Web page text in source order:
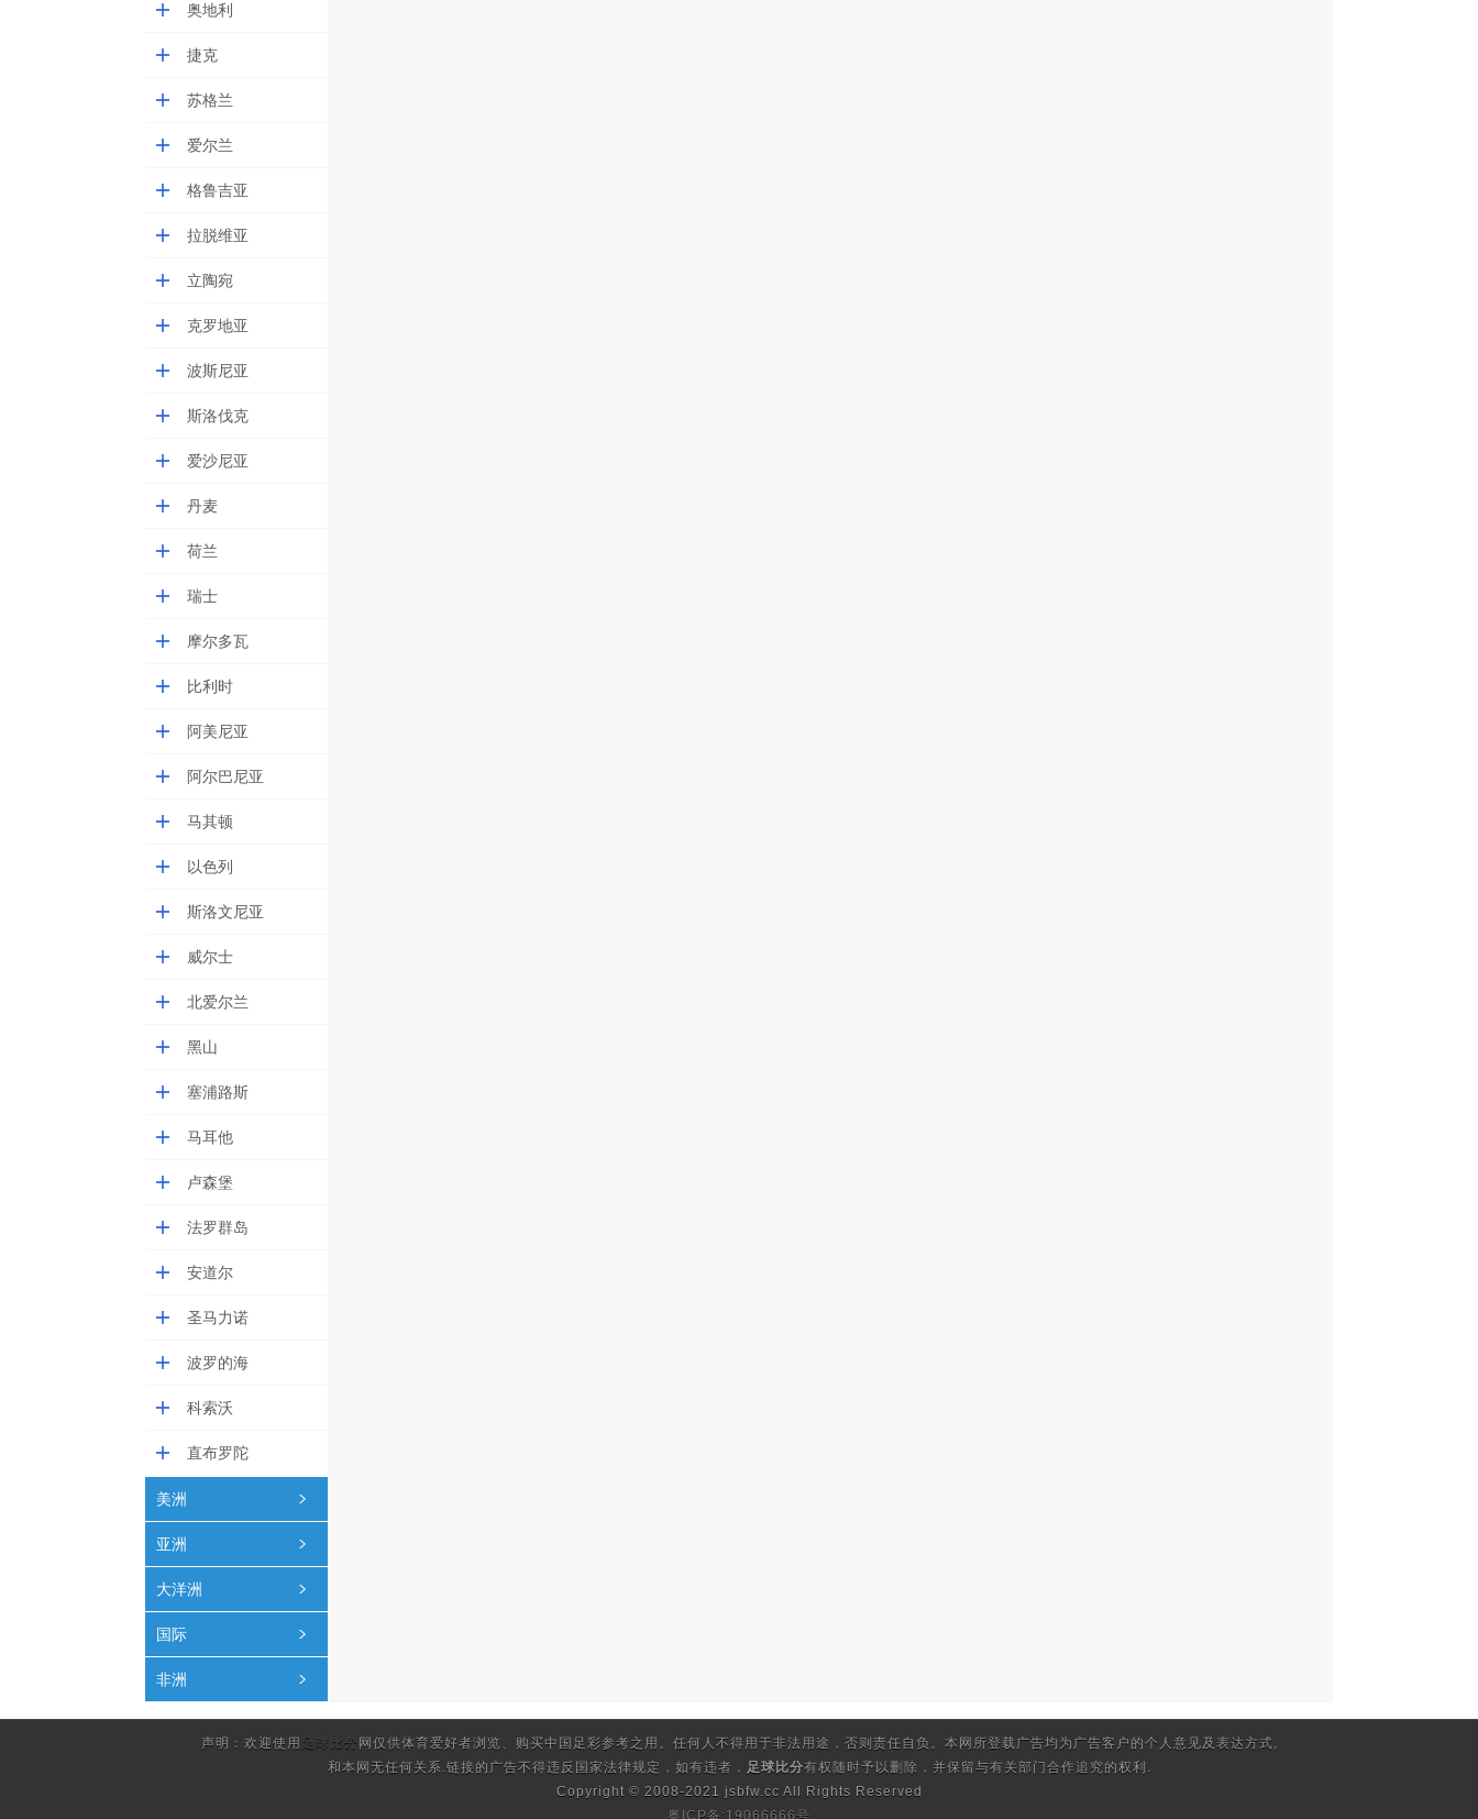
奥地利
捷克
苏格兰
爱尔兰
格鲁吉亚
拉脱维亚
立陶宛
克罗地亚
波斯尼亚
斯洛伐克
爱沙尼亚
丹麦
荷兰
瑞士
摩尔多瓦
比利时
阿美尼亚
阿尔巴尼亚
马其顿
以色列
斯洛文尼亚
威尔士
北爱尔兰
黑山
塞浦路斯
马耳他
卢森堡
法罗群岛
安道尔
圣马力诺
波罗的海
科索沃
直布罗陀
美洲
亚洲
大洋洲
国际
非洲
声明：欢迎使用 足球比分 网仅供体育爱好者浏览、购买中国足彩参考之用。任何人不得用于非法用途，否则责任自负。本网所登载广告均为广告客户的个人意见及表达方式,
和本网无任何关系.链接的广告不得违反国家法律规定，如有违者， 足球比分有权随时予以删除，并保留与有关部门合作追究的权利.
Copyright © 2008-2021 jsbfw.cc All Rights Reserved
粤ICP备:19066666号